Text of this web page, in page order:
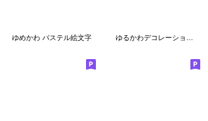
ゆめかわ パステル絵文字